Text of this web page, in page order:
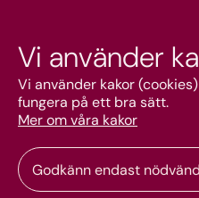
Kundtjänst
Mitt konto
Vi använder
Vi använder kakor
fungera på ett bra sätt.
Mer om våra kakor
Godkänn endast